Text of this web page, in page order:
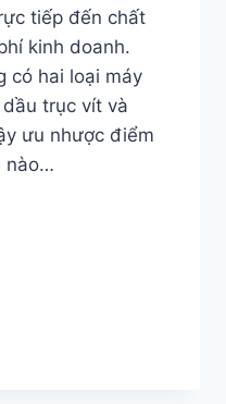
tiếp đến chất
kinh doanh.
có hai loại máy
trục vít và
ưu nhược điểm
nào…